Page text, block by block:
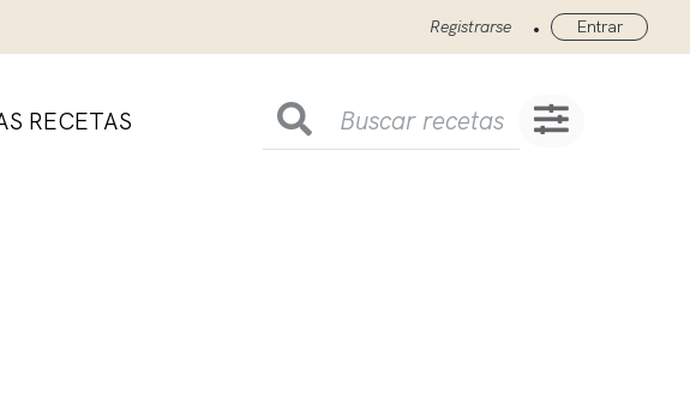
Registrarse • Entrar
RECETAS